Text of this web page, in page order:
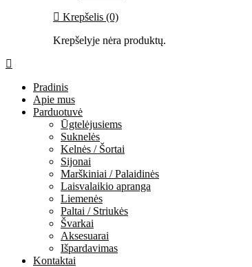
Krepšelis (0)
Krepšelyje nėra produktų.
Pradinis
Apie mus
Parduotuvė
Ūgtelėjusiems
Suknelės
Kelnės / Šortai
Sijonai
Marškiniai / Palaidinės
Laisvalaikio apranga
Liemenės
Paltai / Striukės
Švarkai
Aksesuarai
Išpardavimas
Kontaktai